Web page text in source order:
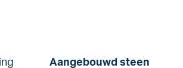
Aangebouwd steen